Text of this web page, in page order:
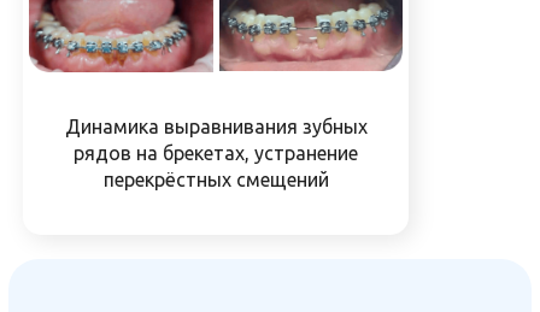
Динамика выравнивания зубных
рядов на брекетах, устранение
перекрёстных смещений